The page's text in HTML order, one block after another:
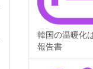
韓国の温暖化
報告書